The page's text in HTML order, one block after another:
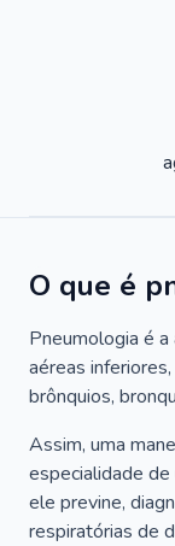
O que é
Pneumologia é a
aéreas
brônquios,
Assim, uma
especialidade
ele previne,
respiratórias de